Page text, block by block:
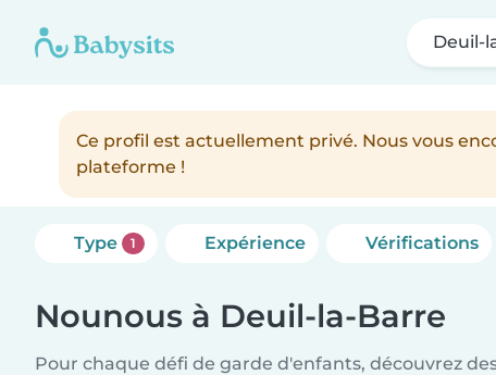
Deuil-
Ce profil est actuellement privé. Nous vous
plateforme !
Type 1 Expérience Vérifications
Nounous à Deuil-la-Barre
Pour chaque défi de garde d'enfants, découvrez